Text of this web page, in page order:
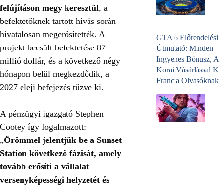
felújításon megy keresztül, a
befektetőknek tartott hívás során
hivatalosan megerősítették. A
projekt becsült befektetése 87
millió dollár, és a következő négy
hónapon belül megkezdődik, a
2027 eleji befejezés tűzve ki.
A pénzügyi igazgató Stephen
Cootey így fogalmazott:
„Örömmel jelentjük be a Sunset
Station következő fázisát, amely
tovább erősíti a vállalat
versenyképességi helyzetét és
GTA 6 Előrendelési
Útmutató: Minden
Ingyenes Bónusz,
Korai Vásárlással
Francia Olvasóknak